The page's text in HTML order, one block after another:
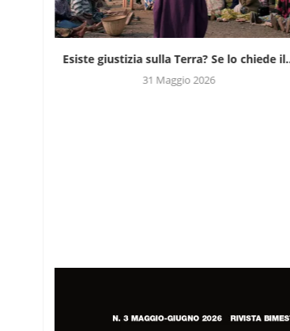
Esiste giustizia sulla Terra? Se lo chiede
31 Maggio 2026